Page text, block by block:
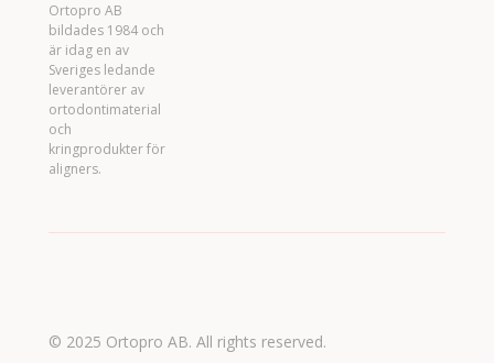
Ortopro AB
bildades 1984 och
är idag en av
Sveriges ledande
leverantörer av
ortodontimaterial
och
kringprodukter för
aligners.
© 2025 Ortopro AB. All rights reserved.